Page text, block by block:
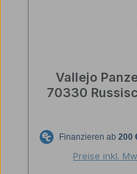
Vallejo
70330
Preise inkl.